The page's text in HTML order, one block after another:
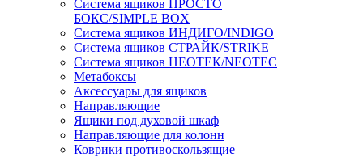
Система ящиков ПРОСТО
БОКС/SIMPLE BOX
Система ящиков ИНДИГО/INDIGO
Система ящиков СТРАЙК/STRIKE
Система ящиков НЕОТЕК/NEOTEC
Метабоксы
Аксессуары для ящиков
Направляющие
Ящики под духовой шкаф
Направляющие для колонн
Коврики противоскользящие